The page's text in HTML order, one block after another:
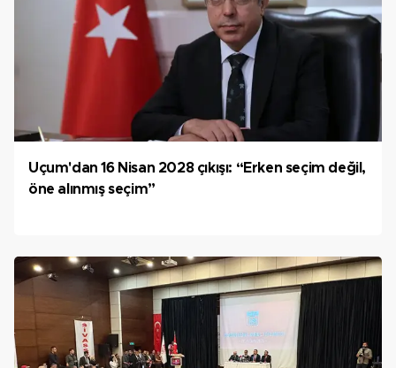
Uçum'dan 16 Nisan 2028 çıkışı: “Erken seçim değil,
öne alınmış seçim”